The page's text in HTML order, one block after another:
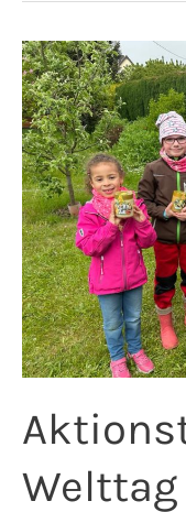
Aktionstag
–
Zum
Welttag
der
Bienen